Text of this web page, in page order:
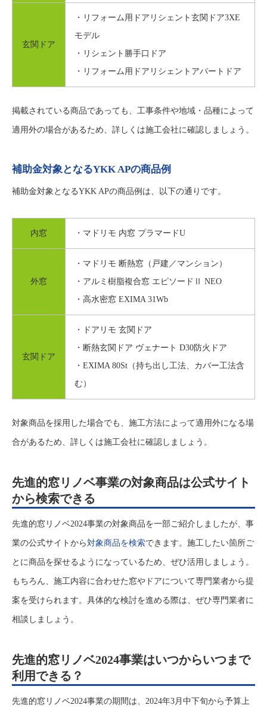
玄関ドア
・リフォーム用ドアリシェント玄関ドア3XE
モデル
・リシェント勝手口ドア
・リフォーム用ドアリシェントアパートドア
掲載されている商品であっても、工事条件や地域・品種によって
適用外の場合があるため、詳しくは施工会社に確認しましょう。
補助金対象となるYKK APの商品例
補助金対象となるYKK APの商品例は、以下の通りです。
内窓 ・マドリモ 内窓 プラマードU
外窓
・マドリモ 断熱窓（戸建／マンション）
・アルミ樹脂複合窓 エピソードⅡ NEO
・高水密窓 EXIMA 31Wb
玄関ドア
・ドアリモ 玄関ドア
・断熱玄関ドア ヴェナート D30防火ドア
・EXIMA 80St（持ち出し工法、カバー工法含
む）
対象商品を採用した場合でも、施工方法によって適用外になる場
合があるため、詳しくは施工会社に確認しましょう。
先進的窓リノベ事業の対象商品は公式サイト
から検索できる
先進的窓リノベ2024事業の対象商品を一部ご紹介しましたが、事
業の公式サイトから対象商品を検索できます。施工したい箇所ご
とに商品を探せるようになっているため、ぜひ活用しましょう。
もちろん、施工内容に合わせた窓やドアについて専門業者から提
案を受けられます。具体的な検討を進める際は、ぜひ専門業者に
相談しましょう。
先進的窓リノベ2024事業はいつからいつまで
利用できる？
先進的窓リノベ2024事業の期間は、2024年3月中下旬から予算上